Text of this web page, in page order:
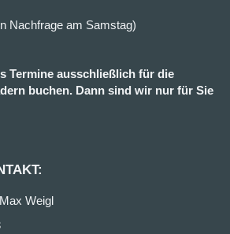
Nachfrage am Samstag)
Termine ausschließlich für die
buchen. Dann sind wir nur für Sie
Weigl